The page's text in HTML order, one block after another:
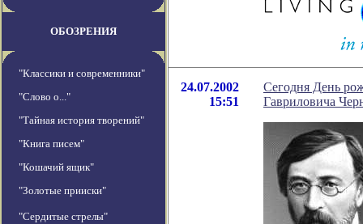
ОБОЗРЕНИЯ
"Классики и современники"
"Слово о..."
"Тайная история творений"
"Книга писем"
"Кошачий ящик"
"Золотые прииски"
"Сердитые стрелы"
24.07.2002
15:51
Сегодня День
Гавриловича